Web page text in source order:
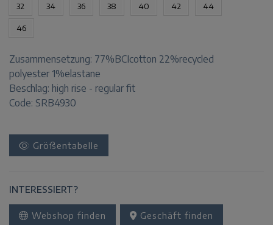
32 34 36 38 40 42 44
46
Zusammensetzung: 77%BCIcotton 22%recycled
polyester 1%elastane
Beschlag: high rise - regular fit
Code: SRB4930
Größentabelle
INTERESSIERT?
Webshop finden Geschäft finden